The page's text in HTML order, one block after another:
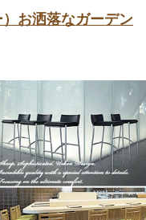
お洒落なガーデン